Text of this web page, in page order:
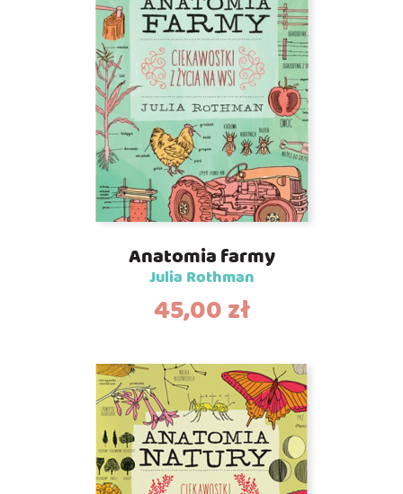
Anatomia farmy
Julia Rothman
45,00zł